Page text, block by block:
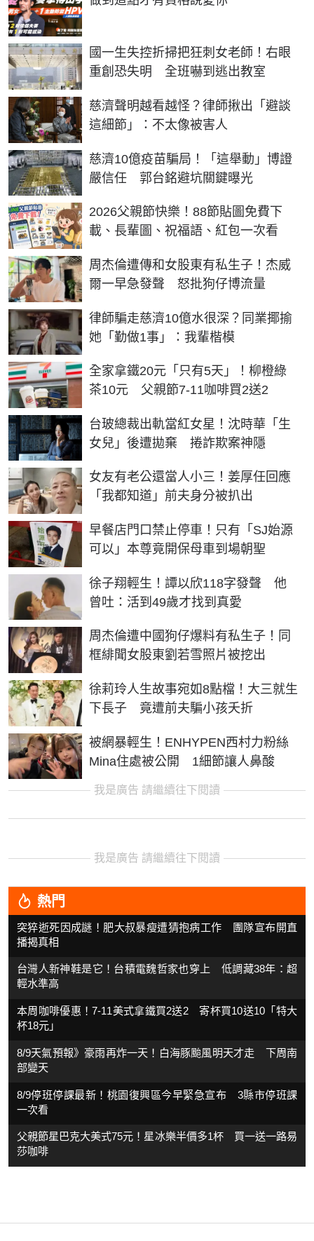
國一生失控折掃把狂刺女老師！右眼
重創恐失明 全班嚇到逃出教室
慈濟聲明越看越怪？律師揪出「避談
這細節」：不太像被害人
慈濟10億疫苗騙局！「這舉動」博證
嚴信任 郭台銘避坑關鍵曝光
2026父親節快樂！88節貼圖免費下
載、長輩圖、祝福語、紅包一次看
周杰倫遭傳和女股東有私生子！杰威
爾一早急發聲 怒批狗仔博流量
律師騙走慈濟10億水很深？同業揶揄
她「勤做1事」：我輩楷模
全家拿鐵20元「只有5天」！柳橙綠
茶10元 父親節7-11咖啡買2送2
台玻總裁出軌當紅女星！沈時華「生
女兒」後遭拋棄 捲詐欺案神隱
女友有老公還當人小三！姜厚任回應
「我都知道」前夫身分被扒出
早餐店門口禁止停車！只有「SJ始源
可以」本尊竟開保母車到場朝聖
徐子翔輕生！譚以欣118字發聲 他
曾吐：活到49歲才找到真愛
周杰倫遭中國狗仔爆料有私生子！同
框緋聞女股東劉若雪照片被挖出
徐莉玲人生故事宛如8點檔！大三就生
下長子 竟遭前夫騙小孩夭折
被網暴輕生！ENHYPEN西村力粉絲
Mina住處被公開 1細節讓人鼻酸
我是廣告 請繼續往下閱讀
我是廣告 請繼續往下閱讀
熱門
突猝逝死因成謎！肥大叔暴瘦遭猜抱病工作 團隊宣布開直
播揭真相
台灣人新神鞋是它！台積電魏哲家也穿上 低調藏38年：超
輕水準高
本周咖啡優惠！7-11美式拿鐵買2送2 寄杯買10送10「特大
杯18元」
8/9天氣預報》豪雨再炸一天！白海豚颱風明天才走 下周南
部變天
8/9停班停課最新！桃園復興區今早緊急宣布 3縣市停班課
一次看
父親節星巴克大美式75元！星冰樂半價多1杯 買一送一路易
莎咖啡